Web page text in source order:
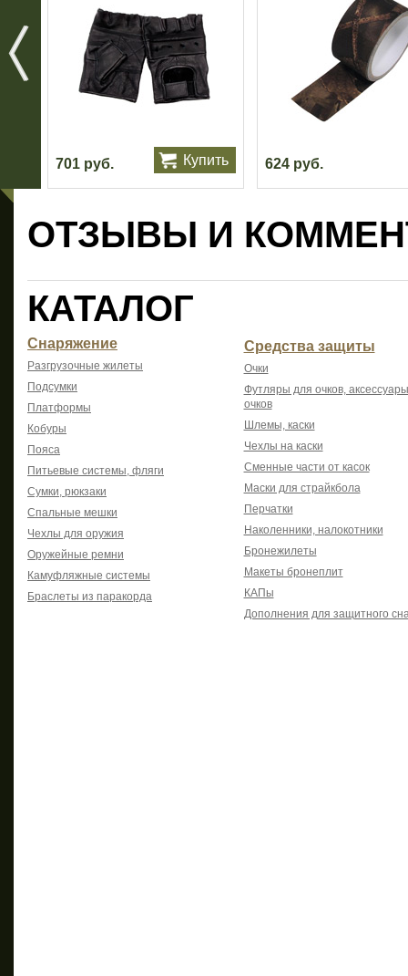
701 руб. Купить 624 руб.
ОТЗЫВЫ И
КАТАЛОГ
Снаряжение
Разгрузочные жилеты
Подсумки
Платформы
Кобуры
Пояса
Питьевые системы, фляги
Сумки, рюкзаки
Спальные мешки
Чехлы для оружия
Оружейные ремни
Камуфляжные системы
Браслеты из паракорда
Средства защиты
Очки
Футляры для очков,
очков
Шлемы, каски
Чехлы на каски
Сменные части от касок
Маски для страйкбола
Перчатки
Наколенники, налокотники
Бронежилеты
Макеты бронеплит
КАПы
Дополнения для защитного